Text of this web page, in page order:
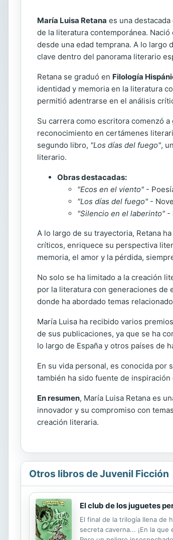
María Luisa Retana es una
de la literatura contemporánea. Nació
desde una edad temprana. A lo
clave dentro del panorama literario
Retana se graduó en Filología
identidad y memoria en la literatura
permitió adentrarse en el análisis
Su carrera como escritora comenzó
reconocimiento en certámenes
segundo libro, "Los días del fuego",
literario.
Obras destacadas:
"Ecos en el viento" -
"Los días del fuego" -
"Silencio en el laberinto" -
A lo largo de su trayectoria, Retana
críticos, enriquece su perspectiva
memoria, el amor y la pérdida,
No solo se ha limitado a la creación
por la literatura con generaciones de
donde ha abordado temas
María Luisa ha recibido varios
de sus publicaciones, ya que se ha
lo largo de España y otros países de
En su vida personal, es conocida por
también ha sido fuente de
En resumen, María Luisa Retana es
innovador y su compromiso con
creación literaria.
Otros libros de Juvenil Ficción
El club de los juguetes
El final de la trilogía llena de
secreta caverna... ¡En la